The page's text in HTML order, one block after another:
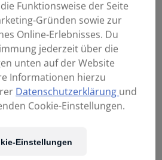
ZOMO Flightcase N-
Maschine NSE NI
Maschine –
Demoware
Funktionsweise der Seite
Gründen sowie zur
Online-Erlebnisses. Du
jederzeit über die
unten auf der Website
Informationen hierzu
Datenschutzerklärung und
Cookie-Einstellungen.
Einstellungen